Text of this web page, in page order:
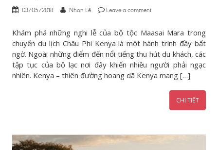
03/05/2018 Nhơn Lê Leave a comment
Khám phá những nghi lễ của bộ tộc Maasai Mara trong
chuyến du lịch Châu Phi Kenya là một hành trình đầy bất
ngờ. Ngoài những điểm đến nổi tiếng thu hút du khách, các
tập tục của bộ lạc nơi đây khiến nhiều người phải ngạc
nhiên. Kenya – thiên đường hoang dã Kenya mang […]
CHI TIẾT